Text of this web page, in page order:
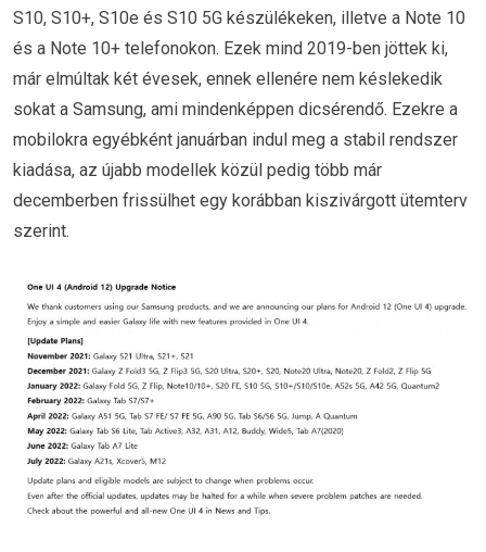
S10, S10+, S10e és S10 5G készülékeken, illetve a Note 10
és a Note 10+ telefonokon. Ezek mind 2019-ben jöttek ki,
már elmúltak két évesek, ennek ellenére nem késlekedik
sokat a Samsung, ami mindenképpen dicsérendő. Ezekre a
mobilokra egyébként januárban indul meg a stabil rendszer
kiadása, az újabb modellek közül pedig több már
decemberben frissülhet egy korábban kiszivárgott ütemterv
szerint.